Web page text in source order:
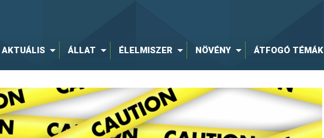
AKTUÁLIS ÁLLAT ÉLELMISZER NÖVÉNY ÁTFOGÓ TÉMÁK